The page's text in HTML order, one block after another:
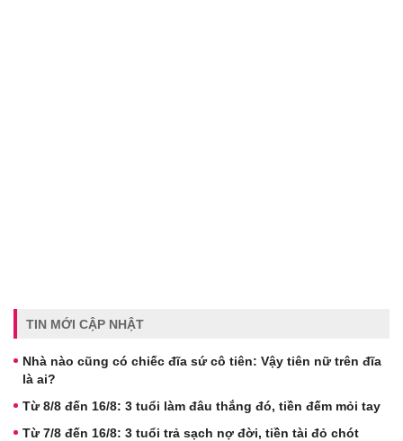
TIN MỚI CẬP NHẬT
Nhà nào cũng có chiếc đĩa sứ cô tiên: Vậy tiên nữ trên đĩa
là ai?
Từ 8/8 đến 16/8: 3 tuổi làm đâu thắng đó, tiền đếm mỏi tay
Từ 7/8 đến 16/8: 3 tuổi trả sạch nợ đời, tiền tài đỏ chót